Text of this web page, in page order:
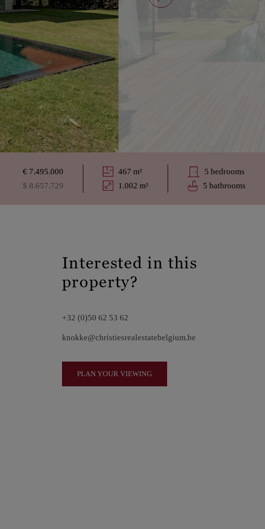
€ 7.495.000
$ 8.657.729
467 m²
1.002 m²
5 bedrooms
5 bathrooms
Interested in this
property?
+32 (0)50 62 53 62
knokke@christiesrealestatebelgium.be
PLAN YOUR VIEWING